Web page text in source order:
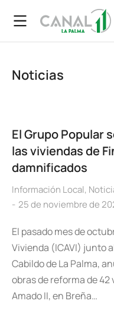
Noticias
El Grupo Popular
las viviendas de
damnificados
Información Local,
25 de noviembre de
El pasado mes de
Vivienda (ICAVI) junto
Cabildo de La Palma,
obras de reforma de
Amado II, en Breña…